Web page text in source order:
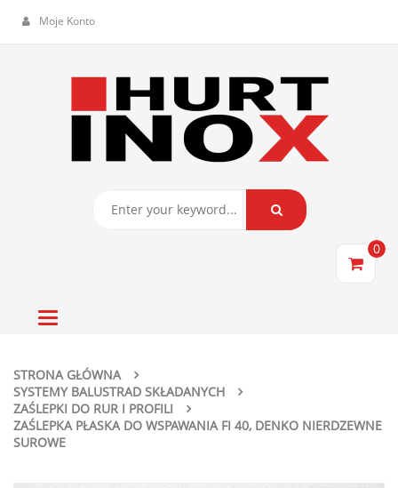
Moje Konto
0
Toggle
STRONA GŁÓWNA
SYSTEMY BALUSTRAD SKŁADANYCH
ZAŚLEPKI DO RUR I PROFILI
ZAŚLEPKA PŁASKA DO WSPAWANIA FI 40, DENKO NIERDZEWNE
SUROWE